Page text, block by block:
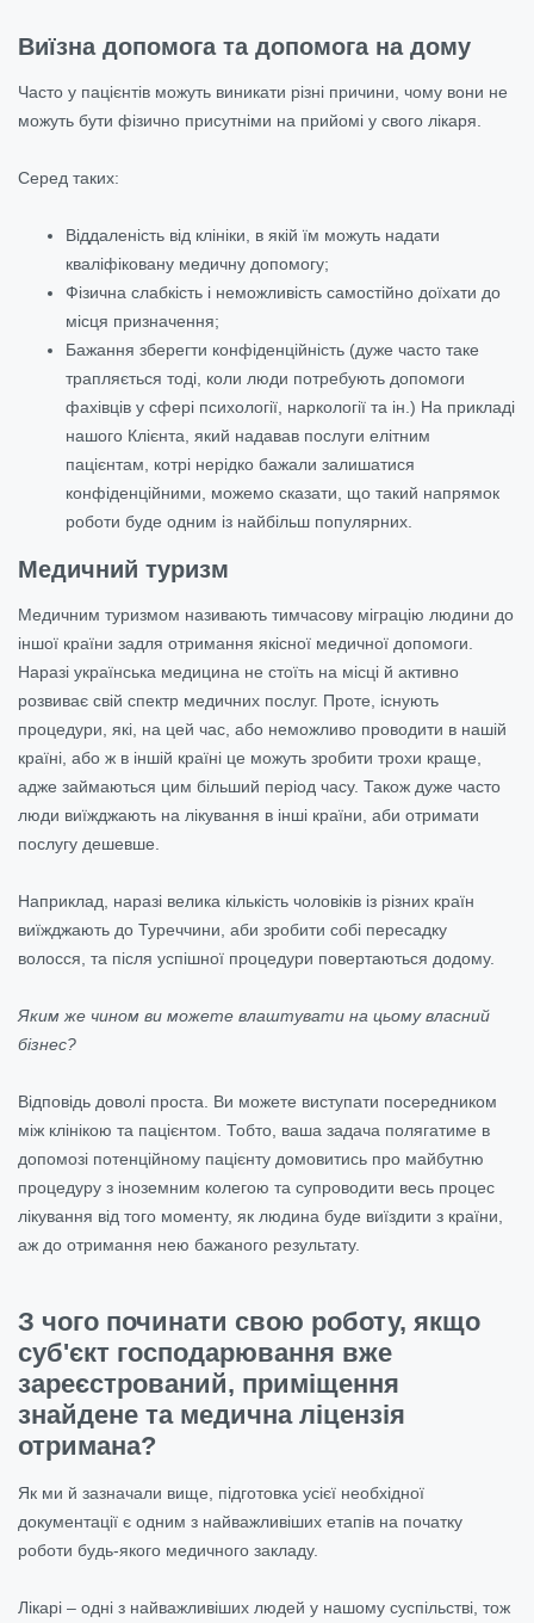
Виїзна допомога та допомога на дому
Часто у пацієнтів можуть виникати різні причини, чому вони не
можуть бути фізично присутніми на прийомі у свого лікаря.
Серед таких:
Віддаленість від клініки, в якій їм можуть надати
кваліфіковану медичну допомогу;
Фізична слабкість і неможливість самостійно доїхати до
місця призначення;
Бажання зберегти конфіденційність (дуже часто таке
трапляється тоді, коли люди потребують допомоги
фахівців у сфері психології, наркології та ін.) На прикладі
нашого Клієнта, який надавав послуги елітним
пацієнтам, котрі нерідко бажали залишатися
конфіденційними, можемо сказати, що такий напрямок
роботи буде одним із найбільш популярних.
Медичний туризм
Медичним туризмом називають тимчасову міграцію людини до
іншої країни задля отримання якісної медичної допомоги.
Наразі українська медицина не стоїть на місці й активно
розвиває свій спектр медичних послуг. Проте, існують
процедури, які, на цей час, або неможливо проводити в нашій
країні, або ж в іншій країні це можуть зробити трохи краще,
адже займаються цим більший період часу. Також дуже часто
люди виїжджають на лікування в інші країни, аби отримати
послугу дешевше.
Наприклад, наразі велика кількість чоловіків із різних країн
виїжджають до Туреччини, аби зробити собі пересадку
волосся, та після успішної процедури повертаються додому.
Яким же чином ви можете влаштувати на цьому власний
бізнес?
Відповідь доволі проста. Ви можете виступати посередником
між клінікою та пацієнтом. Тобто, ваша задача полягатиме в
допомозі потенційному пацієнту домовитись про майбутню
процедуру з іноземним колегою та супроводити весь процес
лікування від того моменту, як людина буде виїздити з країни,
аж до отримання нею бажаного результату.
З чого починати свою роботу, якщо
суб'єкт господарювання вже
зареєстрований, приміщення
знайдене та медична ліцензія
отримана?
Як ми й зазначали вище, підготовка усієї необхідної
документації є одним з найважливіших етапів на початку
роботи будь-якого медичного закладу.
Лікарі – одні з найважливіших людей у нашому суспільстві, тож